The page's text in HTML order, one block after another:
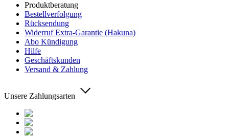
Produktberatung
Bestellverfolgung
Rücksendung
Widerruf Extra-Garantie (Hakuna)
Abo Kündigung
Hilfe
Geschäftskunden
Versand & Zahlung
Unsere Zahlungsarten